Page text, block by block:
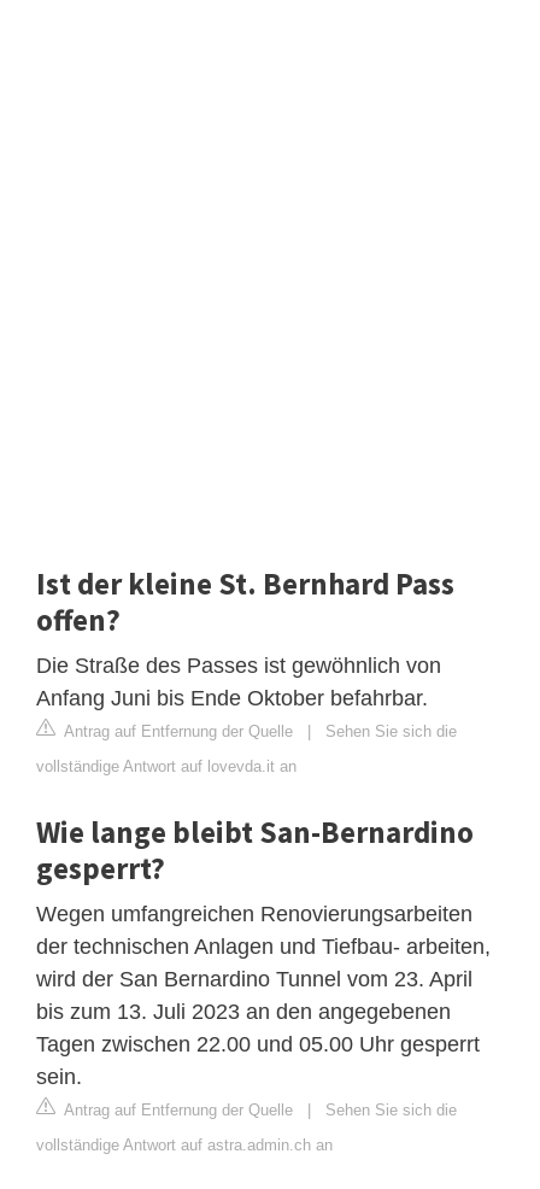
Ist der kleine St. Bernhard Pass
offen?
Die Straße des Passes ist gewöhnlich von
Anfang Juni bis Ende Oktober befahrbar.
Antrag auf Entfernung der Quelle | Sehen Sie sich die
vollständige Antwort auf lovevda.it an
Wie lange bleibt San-Bernardino
gesperrt?
Wegen umfangreichen Renovierungsarbeiten
der technischen Anlagen und Tiefbau- arbeiten,
wird der San Bernardino Tunnel vom 23. April
bis zum 13. Juli 2023 an den angegebenen
Tagen zwischen 22.00 und 05.00 Uhr gesperrt
sein.
Antrag auf Entfernung der Quelle | Sehen Sie sich die
vollständige Antwort auf astra.admin.ch an